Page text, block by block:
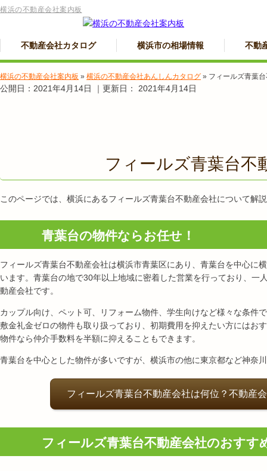
横浜の不動産会社案内板
不動産会社カタログ 横浜市の相場情報 不動
横浜の不動産会社案内板 » 横浜の不動産会社あんしんカタログ » フィールズ青葉
公開日： 2021年4月14日 ｜更新日： 2021年4月14日
フィールズ青葉台不
このページでは、横浜にあるフィールズ青葉台不動産会社について解
青葉台の物件ならお任せ！
フィールズ青葉台不動産会社は横浜市青葉区にあり、青葉台を中心に
います。青葉台の地で30年以上地域に密着した営業を行っており、一
動産会社です。
カップル向け、ペット可、リフォーム物件、学生向けなど様々な条件
敷金礼金ゼロの物件も取り扱っており、初期費用を抑えたい方にはお
物件なら仲介手数料を半額に抑えることもできます。
青葉台を中心とした物件が多いですが、横浜市の他に東京都など神奈
フィールズ青葉台不動産会社は何位？不動産
フィールズ青葉台不動産会社のおすす